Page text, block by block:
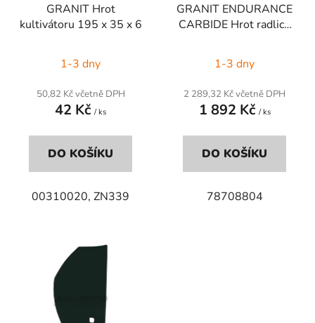
GRANIT Hrot
kultivátoru 195 x 35 x 6
1-3 dny
50,82 Kč včetně DPH
42 Kč / ks
DO KOŠÍKU
00310020, ZN339
GRANIT ENDURANCE
CARBIDE Hrot radlice
1-3 dny
2 289,32 Kč včetně DPH
1 892 Kč / ks
DO KOŠÍKU
78708804